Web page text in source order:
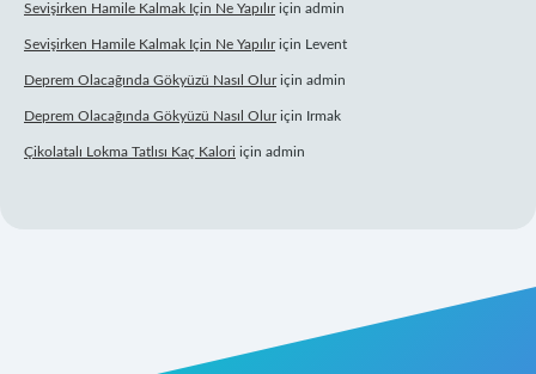
Sevişirken Hamile Kalmak Için Ne Yapılıriçin admin
Sevişirken Hamile Kalmak Için Ne Yapılıriçin Levent
Deprem Olacağında Gökyüzü Nasıl Oluriçin admin
Deprem Olacağında Gökyüzü Nasıl Oluriçin Irmak
Çikolatalı Lokma Tatlısı Kaç Kalori için admin